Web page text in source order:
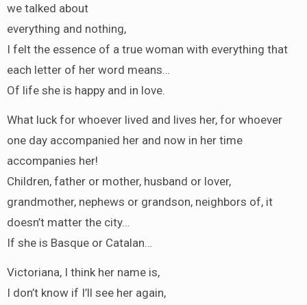
we talked about
everything and nothing,
I felt the essence of a true woman with everything that
each letter of her word means…
Of life she is happy and in love.
What luck for whoever lived and lives her, for whoever
one day accompanied her and now in her time
accompanies her!
Children, father or mother, husband or lover,
grandmother, nephews or grandson, neighbors of, it
doesn’t matter the city…
If she is Basque or Catalan…
Victoriana, I think her name is,
I don’t know if I’ll see her again,